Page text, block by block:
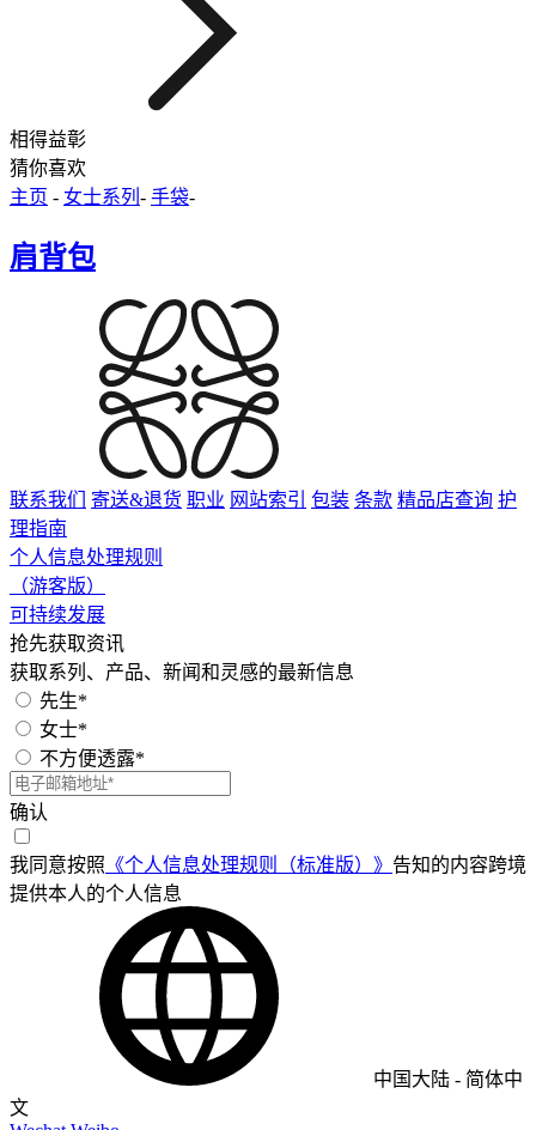
相得益彰
猜你喜欢
主页 - 女士系列 - 手袋-
肩背包
联系我们 寄送&退货 职业 网站索引 包装 条款 精品店查询 护
理指南
个人信息处理规则
（游客版）
可持续发展
抢先获取资讯
获取系列、产品、新闻和灵感的最新信息
先生*
女士*
不方便透露*
确认
我同意按照 《个人信息处理规则（标准版）》 告知的内容跨境
提供本人的个人信息
中国大陆 - 简体中
文